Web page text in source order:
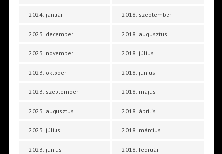
2024. január
2023. december
2023. november
2023. október
2023. szeptember
2023. augusztus
2023. július
2023. június
2018. szeptember
2018. augusztus
2018. július
2018. június
2018. május
2018. április
2018. március
2018. február